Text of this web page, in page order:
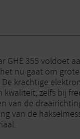
GHE 355 voldoet
nu gaat om
krachtige
zelfs bij
van de
van de